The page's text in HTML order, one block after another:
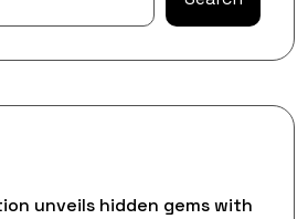
unveils hidden gems with